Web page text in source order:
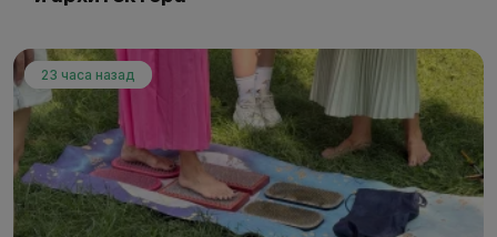
23 часа назад